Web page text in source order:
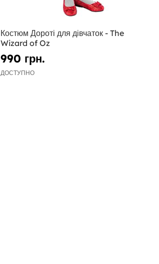
Костюм Дороті для дівчаток - The
Wizard of Oz
990 грн.
ДОСТУПНО